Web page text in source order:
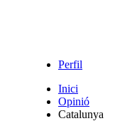
Perfil
Inici
Opinió
Catalunya